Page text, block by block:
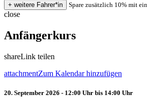
Spare zusätzlich 10% mit
close
Anfängerkurs
shareLink teilen
attachmentZum Kalendar hinzufügen
20. September 2026 - 12:00 Uhr bis 14:00 Uhr